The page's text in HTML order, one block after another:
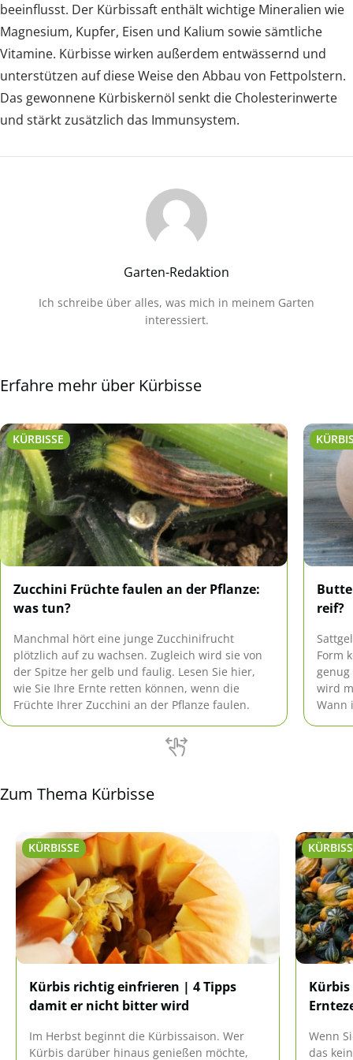
beeinflusst. Der Kürbissaft enthält wichtige Mineralien wie
Magnesium, Kupfer, Eisen und Kalium sowie sämtliche
Vitamine. Kürbisse wirken außerdem entwässernd und
unterstützen auf diese Weise den Abbau von Fettpolstern.
Das gewonnene Kürbiskernöl senkt die Cholesterinwerte
und stärkt zusätzlich das Immunsystem.
Garten-Redaktion
Ich schreibe über alles, was mich in meinem Garten
interessiert.
Erfahre mehr über Kürbisse
KÜRBISSE
Zucchini Früchte faulen an der Pflanze:
was tun?
Manchmal hört eine junge Zucchinifrucht
plötzlich auf zu wachsen. Zugleich wird sie von
der Spitze her gelb und faulig. Lesen Sie hier,
wie Sie Ihre Ernte retten können, wenn die
Früchte Ihrer Zucchini an der Pflanze faulen.
reif?
Form
wird
Wann
Zum Thema Kürbisse
KÜRBISSE
Kürbis richtig einfrieren | 4 Tipps
damit er nicht bitter wird
Im Herbst beginnt die Kürbissaison. Wer
Kürbis darüber hinaus genießen möchte,
Kürbis
Wenn
das